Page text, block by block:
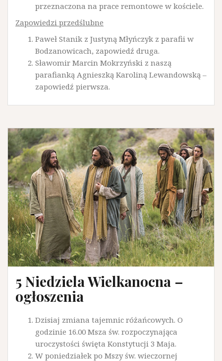
przeznaczona na prace remontowe w kościele.
Zapowiedzi przedślubne
Paweł Stanik z Justyną Młyńczyk z parafii w
Bodzanowicach, zapowiedź druga.
Sławomir Marcin Mokrzyński z naszą
parafianką Agnieszką Karoliną Lewandowską –
zapowiedź pierwsza.
5 Niedziela Wielkanocna –
ogłoszenia
Dzisiaj zmiana tajemnic różańcowych. O
godzinie 16.00 Msza św. rozpoczynająca
uroczystości święta Konstytucji 3 Maja.
W poniedziałek po Mszy św. wieczornej